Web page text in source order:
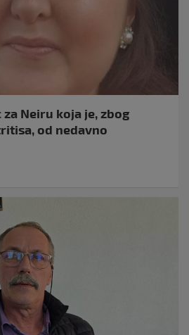
Neiru koja je, zbog
od nedavno